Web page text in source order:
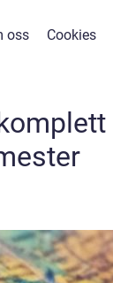
oss Cookies